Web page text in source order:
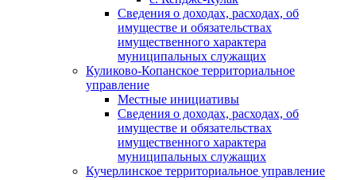
Сведения о доходах, расходах, об
имуществе и обязательствах
имущественного характера
муниципальных служащих
Куликово-Копанское территориальное
управление
Местные инициативы
Сведения о доходах, расходах, об
имуществе и обязательствах
имущественного характера
муниципальных служащих
Кучерлинское территориальное управление